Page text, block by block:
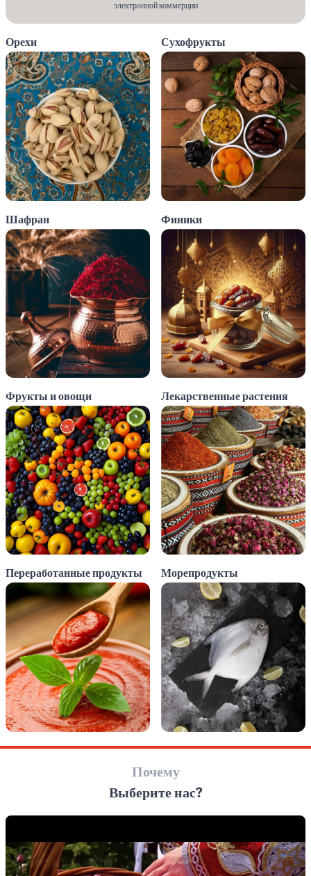
электронной коммерции
Орехи Сухофрукты
Шафран Финики
Фрукты и овощи Лекарственные растения
Переработанные продукты Морепродукты
Почему
Выберите нас?